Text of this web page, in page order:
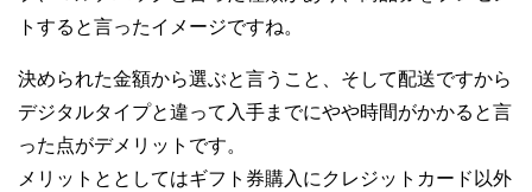
トすると言ったイメージですね。
決められた金額から選ぶと言うこと、そして配送ですから
デジタルタイプと違って入手までにやや時間がかかると言
った点がデメリットです。
メリットととしてはギフト券購入にクレジットカード以外